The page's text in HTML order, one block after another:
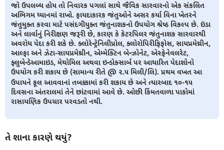
જો ઉપલબ્ધ હોય તો નિવારક પગલાં સાથે જૈવિક સારવારનો એક સંકલિત
અભિગમ ધ્યાનમાં રાખો. ફાયદાકારક જંતુઓને અસર કર્યા વિના ખેતરને
જંતુમુક્ત કરવા માટે પસંદગીયુક્ત જંતુનાશકનો ઉપયોગ શ્રેષ્ઠ વિકલ્પ છે. ઇંડા
અને લાર્વાનું નિરીક્ષણ જરૂરી છે, કારણ કે કેટરપિલર જંતુનાશક સારવારથી
અવરોધ પેદા કરી શકે છે. ક્લોરેન્ટ્રેનિલીપ્રોલ, ક્લોરોપિરીફિફોસ, સાયપ્રમેથ્રીન,
આલ્ફા અને ઝેટા-સાયપ્રમેથ્રીન, એમ્મેક્ટિન બેન્ઝોનેટ, એસ્ફેનેવલરેટ,
ફ્લુબેન્ડેઆમાઇડ, મેથોમિલ અથવા ઇન્ડોક્સાર્બ પર આધારિત પેદાશોનો
ઉપયોગ કરી શકાય છે (સામાન્ય રીતે @ ૨.૫ મિલી/લિ). પ્રથમ વખત આ
ઉપાયને ફૂલ આવવાનાં તબક્કામાં કરી શકાય છે અને ત્યારબાદ ૧૦-૧૫
દિવસના અંતરાલમાં તેને છાંટવામાં આવે છે. ઓછી કિંમતવાળા પાકોમાં
રાસાયણિક ઉપચાર પરવડતો નથી.
તે શાના કારણે થયું?